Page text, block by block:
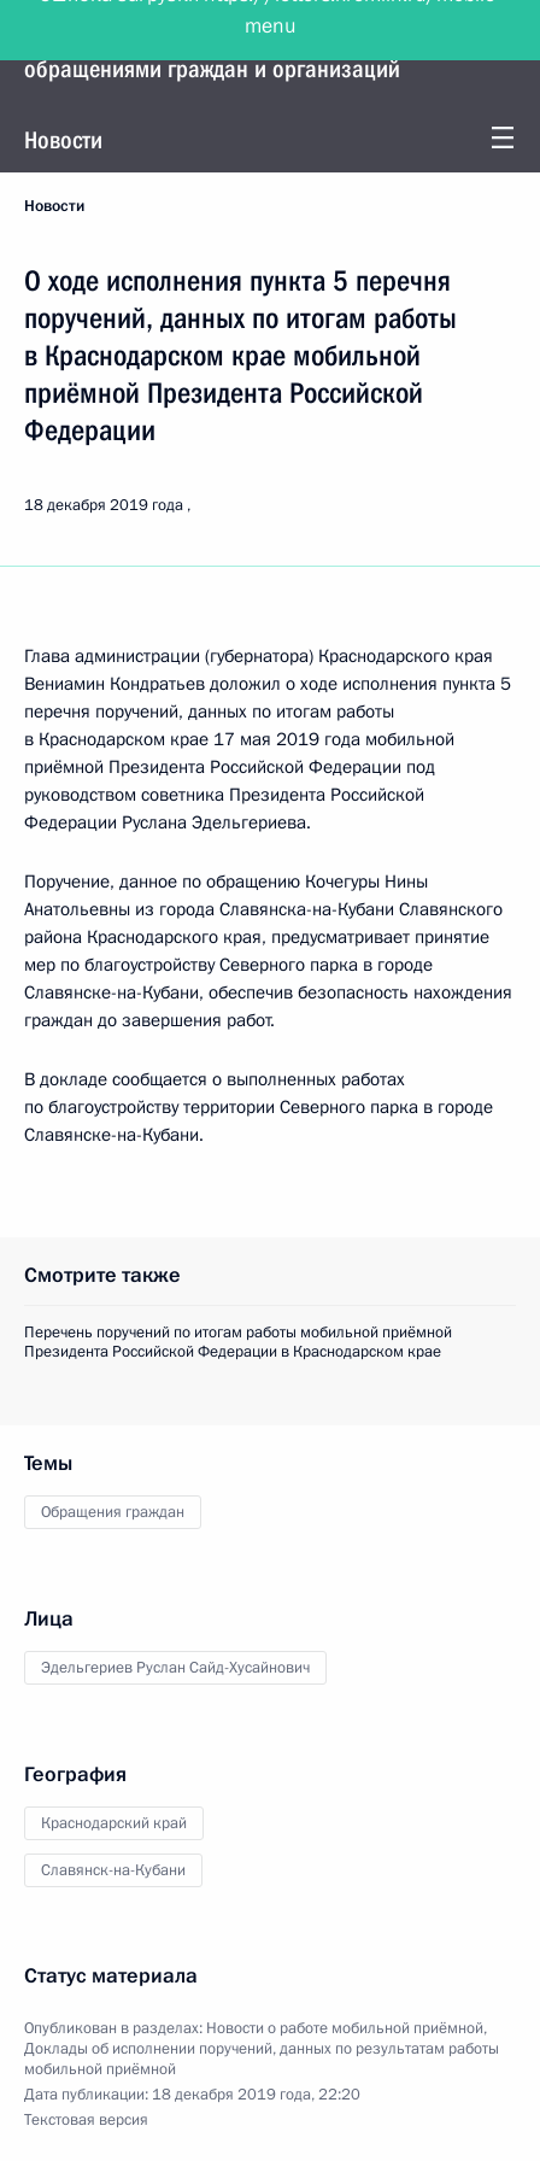
Управление Президента по работе с
обращениями граждан и организаций
Новости
Новости
О ходе исполнения пункта 5 перечня
поручений, данных по итогам работы
в Краснодарском крае мобильной
приёмной Президента Российской
Федерации
18 декабря 2019 года
Глава администрации (губернатора) Краснодарского края
Вениамин Кондратьев доложил о ходе исполнения пункта 5
перечня поручений, данных по итогам работы
в Краснодарском крае 17 мая 2019 года мобильной
приёмной Президента Российской Федерации под
руководством советника Президента Российской
Федерации Руслана Эдельгериева.
Поручение, данное по обращению Кочегуры Нины
Анатольевны из города Славянска-на-Кубани Славянского
района Краснодарского края, предусматривает принятие
мер по благоустройству Северного парка в городе
Славянске-на-Кубани, обеспечив безопасность нахождения
граждан до завершения работ.
В докладе сообщается о выполненных работах
по благоустройству территории Северного парка в городе
Славянске-на-Кубани.
Смотрите также
Перечень поручений по итогам работы мобильной приёмной
Президента Российской Федерации в Краснодарском крае
Темы
Обращения граждан
Лица
Эдельгериев Руслан Сайд-Хусайнович
География
Краснодарский край
Славянск-на-Кубани
Статус материала
Опубликован в разделах: Новости о работе мобильной приёмной,
Доклады об исполнении поручений, данных по результатам работы
мобильной приёмной
Дата публикации: 18 декабря 2019 года, 22:20
Текстовая версия
menu